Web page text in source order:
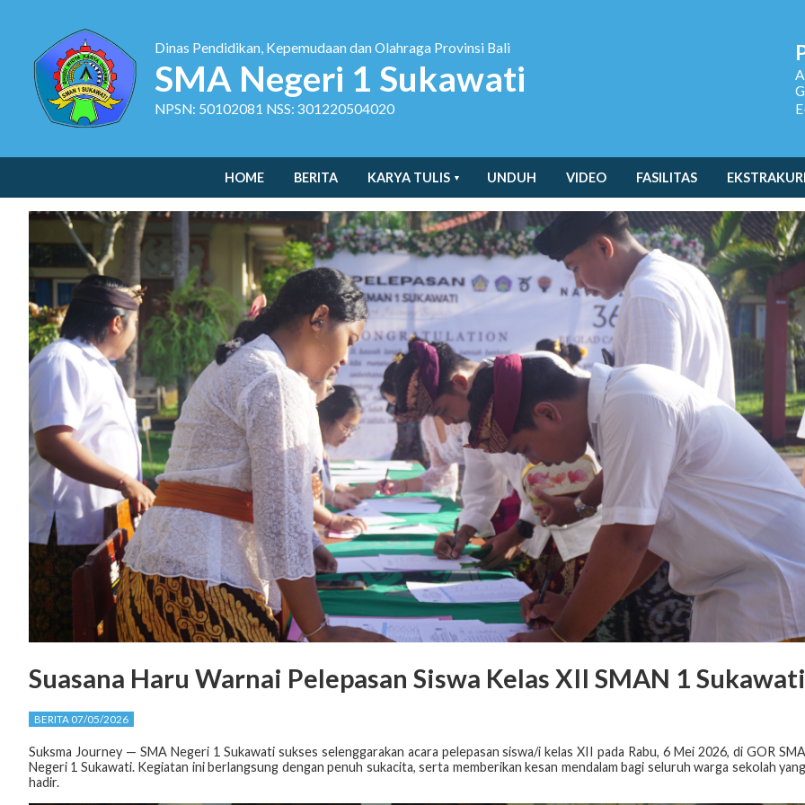
Dinas Pendidikan, Kepemudaan dan Olahraga Provinsi Bali
SMA Negeri 1 Sukawati
NPSN: 50102081 NSS: 301220504020
HOME BERITA KARYA TULIS UNDUH VIDEO FASILITAS
Suasana Haru Warnai Pelepasan Siswa Kelas XII SMAN 1 Sukawati
BERITA 07/05/2026
Suksma Journey — SMA Negeri 1 Sukawati sukses selenggarakan acara pelepasan siswa/i kelas XII pada Rabu, 6 Mei 2026, di GOR SMA
Negeri 1 Sukawati. Kegiatan ini berlangsung dengan penuh sukacita, serta memberikan kesan mendalam bagi seluruh warga sekolah yang
hadir.